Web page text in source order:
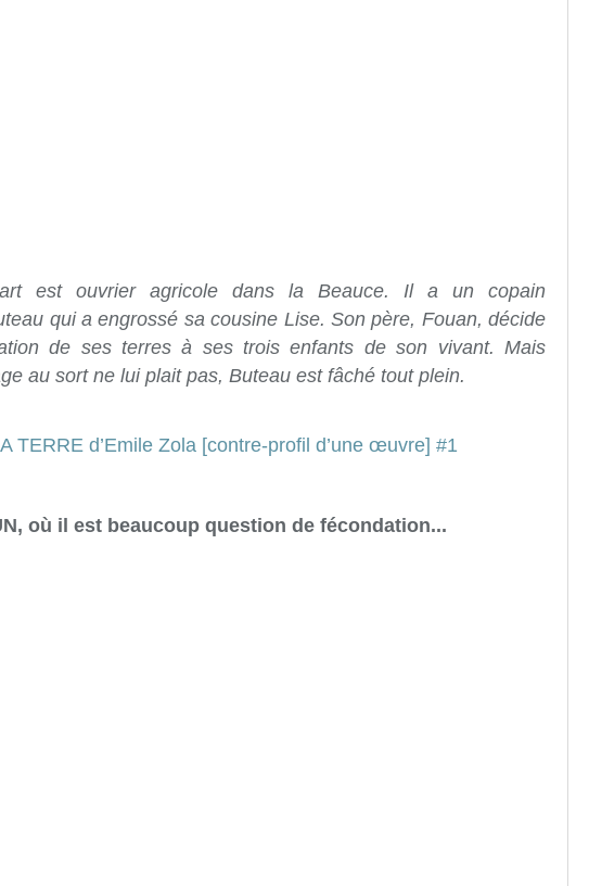
est ouvrier agricole dans la Beauce. Il a un copain
qui a engrossé sa cousine Lise. Son père, Fouan, décide
de ses terres à ses trois enfants de son vivant. Mais
au sort ne lui plait pas, Buteau est fâché tout plein.
où il est beaucoup question de fécondation...